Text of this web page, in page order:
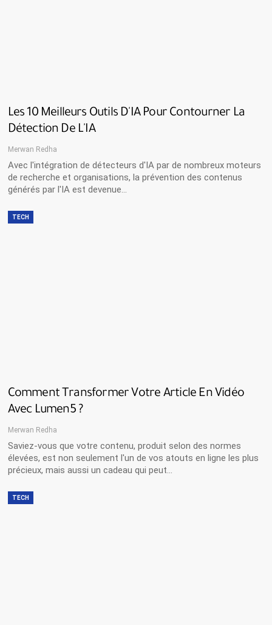
Les 10 Meilleurs Outils D'IA Pour Contourner La
Détection De L'IA
Merwan Redha
Avec l'intégration de détecteurs d'IA par de nombreux moteurs
de recherche et organisations, la prévention des contenus
générés par l'IA est devenue…
TECH
Comment Transformer Votre Article En Vidéo
Avec Lumen5 ?
Merwan Redha
Saviez-vous que votre contenu, produit selon des normes
élevées, est non seulement l'un de vos atouts en ligne les plus
précieux, mais aussi un cadeau qui peut…
TECH